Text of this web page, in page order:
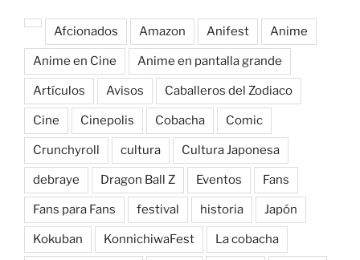
Afcionados Amazon Anifest Anime
Anime en Cine Anime en pantalla grande
Artículos Avisos Caballeros del Zodiaco
Cine Cinepolis Cobacha Comic
Crunchyroll cultura Cultura Japonesa
debraye Dragon Ball Z Eventos Fans
Fans para Fans festival historia Japón
Kokuban KonnichiwaFest La cobacha